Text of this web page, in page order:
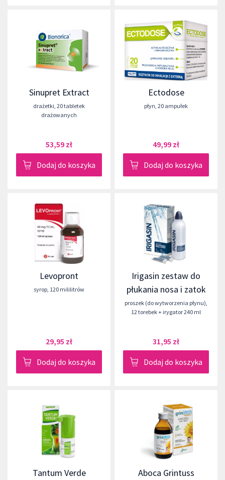
Sinupret Extract
drażetki, 20 tabletek
drażowanych
53,59 zł
Dodaj do koszyka
Ectodose
płyn, 20 ampułek
49,99 zł
Dodaj do koszyka
Levopront
syrop, 120 mililitrów
29,95 zł
Dodaj do koszyka
Irigasin zestaw do
płukania nosa i zatok
proszek (do wytworzenia płynu),
12 torebek + irygator 240 ml
31,95 zł
Dodaj do koszyka
Tantum Verde
Aboca Grintuss